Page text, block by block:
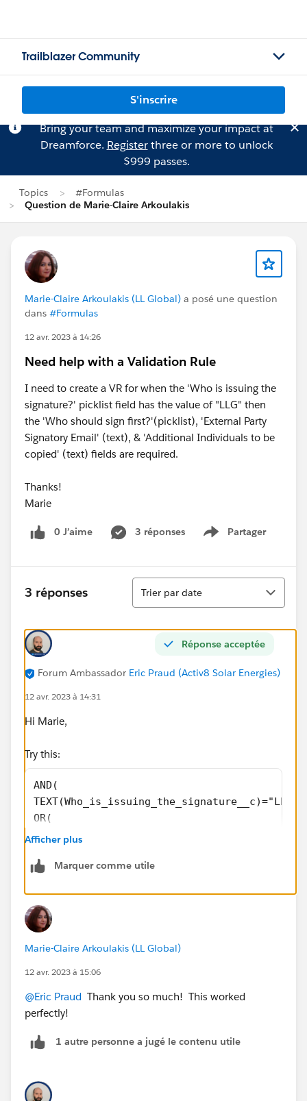
Trailblazer Community
S'inscrire
Bring your team and maximize your impact at
Dreamforce. Registerthree or more to unlock
$999 passes.
Topics
#Formulas
Question de Marie-Claire Arkoulakis
Marie-Claire Arkoulakis (LL Global) a posé une question
dans #Formulas
12 avr. 2023 à 14:26
Need help with a Validation Rule
I need to create a VR for when the 'Who is issuing the
signature?' picklist field has the value of "LLG" then
the 'Who should sign first?'(picklist), 'External Party
Signatory Email' (text), & 'Additional Individuals to be
copied' (text) fields are required.
Thanks!
Marie
0 J’aime 3 réponses Partager
Show menu
3 réponses
Tri
Trier par date
Réponse acceptée
Forum Ambassador Eric Praud (Activ8 Solar Energies)
12 avr. 2023 à 14:31
Hi Marie,
Try this:
AND(
TEXT(Who_is_issuing_the_signature__c)="LLG",
OR(
ISBLANK(TEXT(Who_should_sign_first__c)),
Afficher plus
Marquer comme utile
Marie-Claire Arkoulakis (LL Global)
12 avr. 2023 à 15:06
@Eric Praud Thank you so much! This worked
perfectly!
1 autre personne a jugé le contenu utile